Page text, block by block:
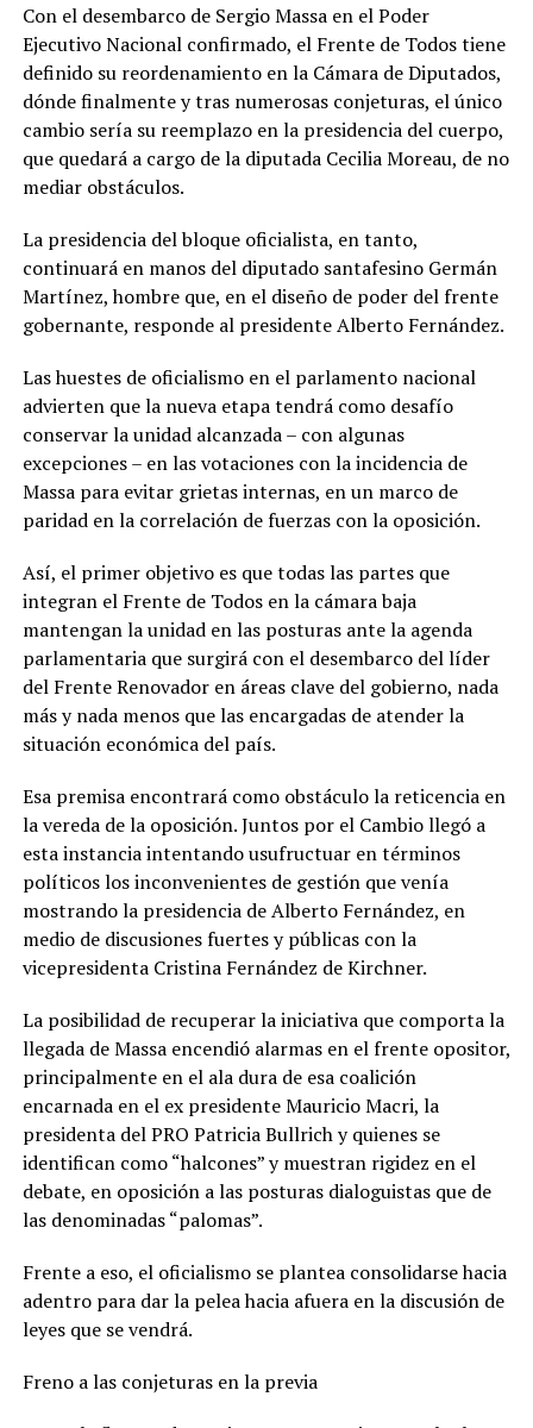
Con el desembarco de Sergio Massa en el Poder
Ejecutivo Nacional confirmado, el Frente de Todos tiene
definido su reordenamiento en la Cámara de Diputados,
dónde finalmente y tras numerosas conjeturas, el único
cambio sería su reemplazo en la presidencia del cuerpo,
que quedará a cargo de la diputada Cecilia Moreau, de no
mediar obstáculos.
La presidencia del bloque oficialista, en tanto,
continuará en manos del diputado santafesino Germán
Martínez, hombre que, en el diseño de poder del frente
gobernante, responde al presidente Alberto Fernández.
Las huestes de oficialismo en el parlamento nacional
advierten que la nueva etapa tendrá como desafío
conservar la unidad alcanzada – con algunas
excepciones – en las votaciones con la incidencia de
Massa para evitar grietas internas, en un marco de
paridad en la correlación de fuerzas con la oposición.
Así, el primer objetivo es que todas las partes que
integran el Frente de Todos en la cámara baja
mantengan la unidad en las posturas ante la agenda
parlamentaria que surgirá con el desembarco del líder
del Frente Renovador en áreas clave del gobierno, nada
más y nada menos que las encargadas de atender la
situación económica del país.
Esa premisa encontrará como obstáculo la reticencia en
la vereda de la oposición. Juntos por el Cambio llegó a
esta instancia intentando usufructuar en términos
políticos los inconvenientes de gestión que venía
mostrando la presidencia de Alberto Fernández, en
medio de discusiones fuertes y públicas con la
vicepresidenta Cristina Fernández de Kirchner.
La posibilidad de recuperar la iniciativa que comporta la
llegada de Massa encendió alarmas en el frente opositor,
principalmente en el ala dura de esa coalición
encarnada en el ex presidente Mauricio Macri, la
presidenta del PRO Patricia Bullrich y quienes se
identifican como “halcones” y muestran rigidez en el
debate, en oposición a las posturas dialoguistas que de
las denominadas “palomas”.
Frente a eso, el oficialismo se plantea consolidarse hacia
adentro para dar la pelea hacia afuera en la discusión de
leyes que se vendrá.
Freno a las conjeturas en la previa